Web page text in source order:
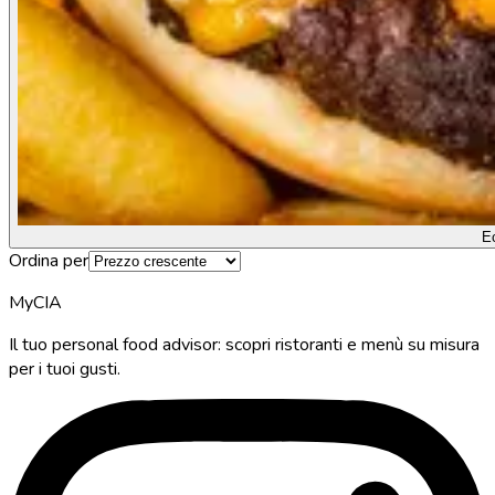
Ordina per
MyCIA
Il tuo personal food advisor: scopri ristoranti e menù su misura
per i tuoi gusti.